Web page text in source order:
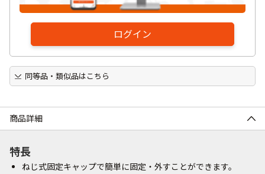
ログイン
同等品・類似品はこちら
商品詳細
特長
ねじ式固定キャップで簡単に固定・外すことができます。